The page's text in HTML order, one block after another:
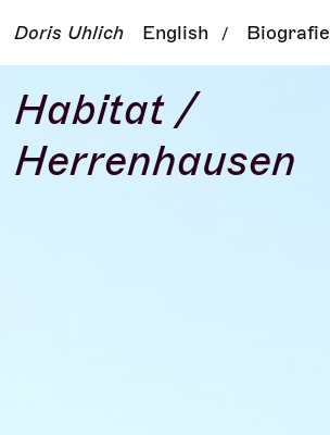
Doris Uhlich English / Biografie
Habitat /
Herrenhausen